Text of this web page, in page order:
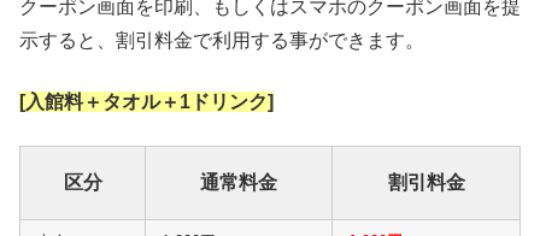
クーポン画面を印刷、もしくはスマホのクーポン画面を提
示すると、割引料金で利用する事ができます。
[入館料＋タオル＋1ドリンク]
区分 通常料金 割引料金